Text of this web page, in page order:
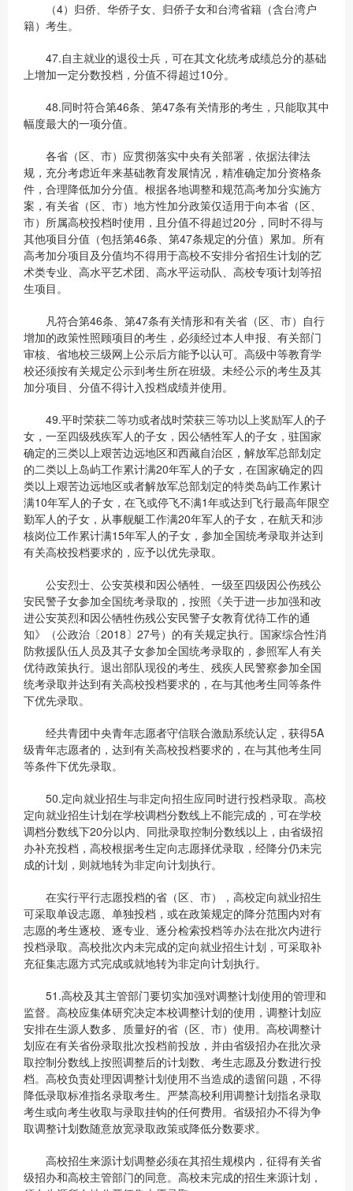
（4）归侨、华侨子女、归侨子女和台湾省籍（含台湾户
籍）考生。
47.自主就业的退役士兵，可在其文化统考成绩总分的基础
上增加一定分数投档，分值不得超过10分。
48.同时符合第46条、第47条有关情形的考生，只能取其中
幅度最大的一项分值。
各省（区、市）应贯彻落实中央有关部署，依据法律法
规，充分考虑近年来基础教育发展情况，精准确定加分资格条
件，合理降低加分分值。根据各地调整和规范高考加分实施方
案，有关省（区、市）地方性加分政策仅适用于向本省（区、
市）所属高校投档时使用，且分值不得超过20分，同时不得与
其他项目分值（包括第46条、第47条规定的分值）累加。所有
高考加分项目及分值均不得用于高校不安排分省招生计划的艺
术类专业、高水平艺术团、高水平运动队、高校专项计划等招
生项目。
凡符合第46条、第47条有关情形和有关省（区、市）自行
增加的政策性照顾项目的考生，必须经过本人申报、有关部门
审核、省地校三级网上公示后方能予以认可。高级中等教育学
校还须按有关规定公示到考生所在班级。未经公示的考生及其
加分项目、分值不得计入投档成绩并使用。
49.平时荣获二等功或者战时荣获三等功以上奖励军人的子
女，一至四级残疾军人的子女，因公牺牲军人的子女，驻国家
确定的三类以上艰苦边远地区和西藏自治区，解放军总部划定
的二类以上岛屿工作累计满20年军人的子女，在国家确定的四
类以上艰苦边远地区或者解放军总部划定的特类岛屿工作累计
满10年军人的子女，在飞或停飞不满1年或达到飞行最高年限空
勤军人的子女，从事舰艇工作满20年军人的子女，在航天和涉
核岗位工作累计满15年军人的子女，参加全国统考录取并达到
有关高校投档要求的，应予以优先录取。
公安烈士、公安英模和因公牺牲、一级至四级因公伤残公
安民警子女参加全国统考录取的，按照《关于进一步加强和改
进公安英烈和因公牺牲伤残公安民警子女教育优待工作的通
知》（公政治〔2018〕27号）的有关规定执行。国家综合性消
防救援队伍人员及其子女参加全国统考录取的，参照军人有关
优待政策执行。退出部队现役的考生、残疾人民警察参加全国
统考录取并达到有关高校投档要求的，在与其他考生同等条件
下优先录取。
经共青团中央青年志愿者守信联合激励系统认定，获得5A
级青年志愿者的，达到有关高校投档要求的，在与其他考生同
等条件下优先录取。
50.定向就业招生与非定向招生应同时进行投档录取。高校
定向就业招生计划在学校调档分数线上不能完成的，可在学校
调档分数线下20分以内、同批录取控制分数线以上，由省级招
办补充投档，高校根据考生定向志愿择优录取，经降分仍未完
成的计划，则就地转为非定向计划执行。
在实行平行志愿投档的省（区、市），高校定向就业招生
可采取单设志愿、单独投档，或在政策规定的降分范围内对有
志愿的考生逐校、逐专业、逐分检索投档等办法在批次内进行
投档录取。高校批次内未完成的定向就业招生计划，可采取补
充征集志愿方式完成或就地转为非定向计划执行。
51.高校及其主管部门要切实加强对调整计划使用的管理和
监督。高校应集体研究决定本校调整计划的使用，调整计划应
安排在生源人数多、质量好的省（区、市）使用。高校调整计
划应在有关省份录取批次投档前投放，并由省级招办在批次录
取控制分数线上按照调整后的计划数、考生志愿及分数进行投
档。高校负责处理因调整计划使用不当造成的遗留问题，不得
降低录取标准指名录取考生。严禁高校利用调整计划指名录取
考生或向考生收取与录取挂钩的任何费用。省级招办不得为争
取调整计划数随意放宽录取政策或降低分数要求。
高校招生来源计划调整必须在其招生规模内，征得有关省
级招办和高校主管部门的同意。高校未完成的招生来源计划，